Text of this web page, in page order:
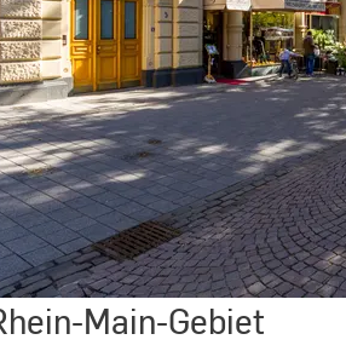
Main-Gebiet
Wohnen
Rhein-
Main-
Gebiet